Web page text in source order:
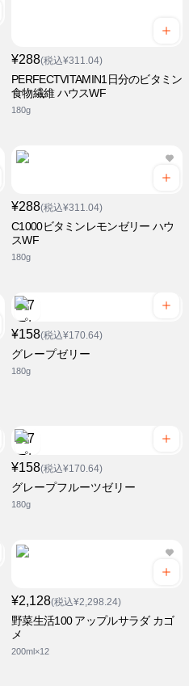
¥288(税込¥311.04)
PERFECTVITAMIN1日分のビタミン
食物繊維 ハウスWF
180g
¥288(税込¥311.04)
C1000ビタミンレモンゼリー ハウ
スWF
180g
¥158(税込¥170.64)
グレープゼリー
180g
¥158(税込¥170.64)
グレープフルーツゼリー
180g
¥2,128(税込¥2,298.24)
野菜生活100 アップルサラダ カゴ
メ
200ml×12